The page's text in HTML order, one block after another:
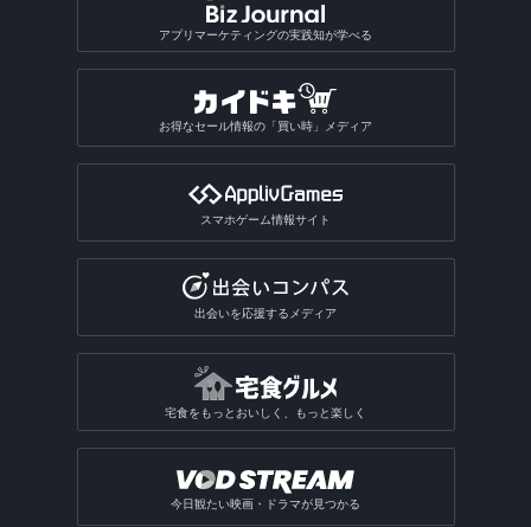
アプリマーケティングの実践知が学べる
お得なセール情報の「買い時」メディア
スマホゲーム情報サイト
出会いを応援するメディア
宅食をもっとおいしく、もっと楽しく
今日観たい映画・ドラマが見つかる